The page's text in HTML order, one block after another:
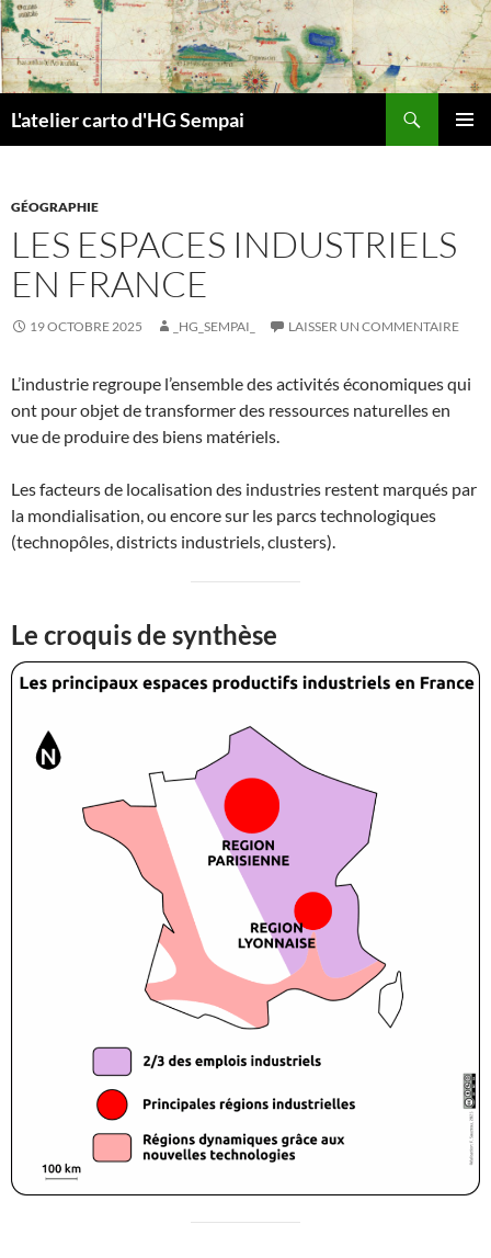
Aller
au
contenu
L'atelier carto d'HG Sempai
GÉOGRAPHIE
LES ESPACES INDUSTRIELS
EN FRANCE
19 OCTOBRE 2025 _HG_SEMPAI_ LAISSER UN COMMENTAIRE
L’industrie regroupe l’ensemble des activités économiques qui
ont pour objet de transformer des ressources naturelles en
vue de produire des biens matériels.
Les facteurs de localisation des industries restent marqués par
la mondialisation, ou encore sur les parcs technologiques
(technopôles, districts industriels, clusters).
Le croquis de synthèse